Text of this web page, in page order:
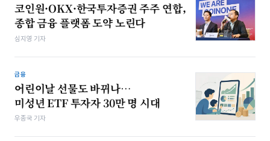
코인원·OKX·한국투자증권 주주 연합,
종합 금융 플랫폼 도약 노린다
심지영 기자
금융
어린이날 선물도 바뀌나…
미성년 ETF 투자자 30만 명 시대
우종국 기자